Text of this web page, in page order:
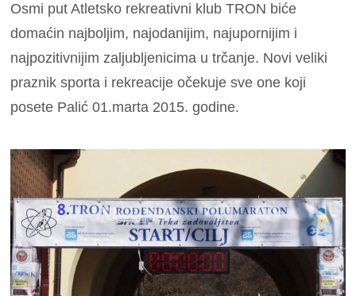
Osmi put Atletsko rekreativni klub TRON biće
domaćin najboljim, najodanijim, najupornijim i
najpozitivnijim zaljubljenicima u trčanje. Novi veliki
praznik sporta i rekreacije očekuje sve one koji
posete Palić 01.marta 2015. godine.